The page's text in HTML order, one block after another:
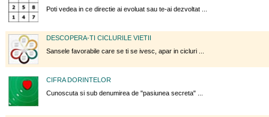
Poti vedea in ce directie ai evoluat sau te-ai dezvoltat ...
DESCOPERA-TI CICLURILE VIETII
Sansele favorabile care se ti se ivesc, apar in cicluri ...
CIFRA DORINTELOR
Cunoscuta si sub denumirea de "pasiunea secreta" ...